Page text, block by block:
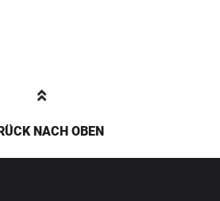
NACH OBEN